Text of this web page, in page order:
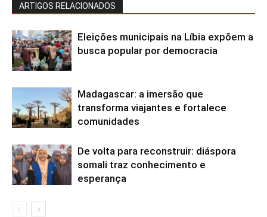
ARTIGOS RELACIONADOS
Eleições municipais na Líbia expõem a
busca popular por democracia
Madagascar: a imersão que
transforma viajantes e fortalece
comunidades
De volta para reconstruir: diáspora
somali traz conhecimento e
esperança